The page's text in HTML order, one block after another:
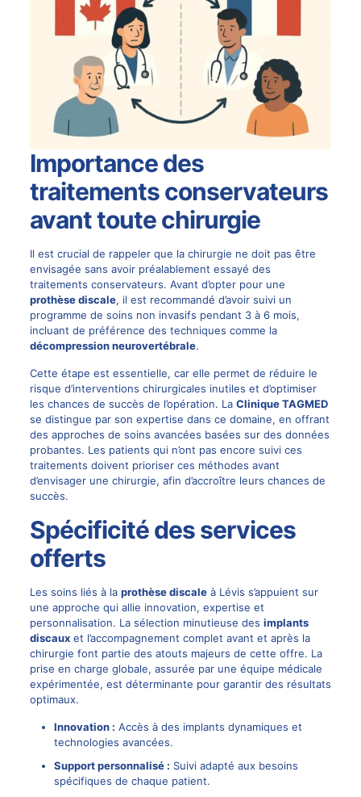
Importance des
traitements conservateurs
avant toute chirurgie
Il est crucial de rappeler que la chirurgie ne doit pas être
envisagée sans avoir préalablement essayé des
traitements conservateurs. Avant d’opter pour une
prothèse discale, il est recommandé d’avoir suivi un
programme de soins non invasifs pendant 3 à 6 mois,
incluant de préférence des techniques comme la
décompression neurovertébrale.
Cette étape est essentielle, car elle permet de réduire le
risque d’interventions chirurgicales inutiles et d’optimiser
les chances de succès de l’opération. La Clinique TAGMED
se distingue par son expertise dans ce domaine, en offrant
des approches de soins avancées basées sur des données
probantes. Les patients qui n’ont pas encore suivi ces
traitements doivent prioriser ces méthodes avant
d’envisager une chirurgie, afin d’accroître leurs chances de
succès.
Spécificité des services
offerts
Les soins liés à la prothèse discaleà Lévis s’appuient sur
une approche qui allie innovation, expertise et
personnalisation. La sélection minutieuse des implants
discauxet l’accompagnement complet avant et après la
chirurgie font partie des atouts majeurs de cette offre. La
prise en charge globale, assurée par une équipe médicale
expérimentée, est déterminante pour garantir des résultats
optimaux.
Innovation : Accès à des implants dynamiques et
technologies avancées.
Support personnalisé : Suivi adapté aux besoins
spécifiques de chaque patient.